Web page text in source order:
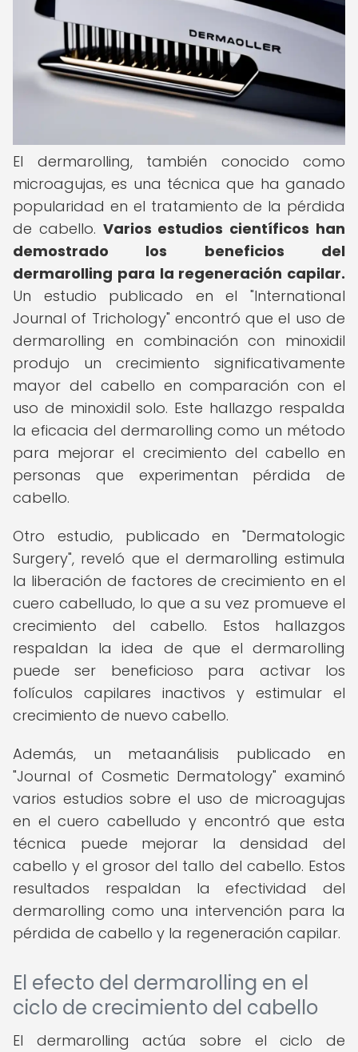
El dermarolling, también conocido como
microagujas, es una técnica que ha ganado
popularidad en el tratamiento de la pérdida
de cabello. Varios estudios científicos han
demostrado los beneficios del
dermarolling para la regeneración capilar.
Un estudio publicado en el "International
Journal of Trichology" encontró que el uso de
dermarolling en combinación con minoxidil
produjo un crecimiento significativamente
mayor del cabello en comparación con el
uso de minoxidil solo. Este hallazgo respalda
la eficacia del dermarolling como un método
para mejorar el crecimiento del cabello en
personas que experimentan pérdida de
cabello.
Otro estudio, publicado en "Dermatologic
Surgery", reveló que el dermarolling estimula
la liberación de factores de crecimiento en el
cuero cabelludo, lo que a su vez promueve el
crecimiento del cabello. Estos hallazgos
respaldan la idea de que el dermarolling
puede ser beneficioso para activar los
folículos capilares inactivos y estimular el
crecimiento de nuevo cabello.
Además, un metaanálisis publicado en
"Journal of Cosmetic Dermatology" examinó
varios estudios sobre el uso de microagujas
en el cuero cabelludo y encontró que esta
técnica puede mejorar la densidad del
cabello y el grosor del tallo del cabello. Estos
resultados respaldan la efectividad del
dermarolling como una intervención para la
pérdida de cabello y la regeneración capilar.
El efecto del dermarolling en el
ciclo de crecimiento del cabello
El dermarolling actúa sobre el ciclo de